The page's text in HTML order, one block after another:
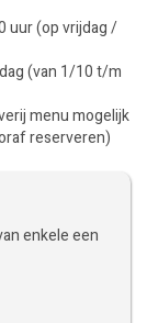
uur (op vrijdag /
(van 1/10 t/m
menu mogelijk
reserveren)
enkele een